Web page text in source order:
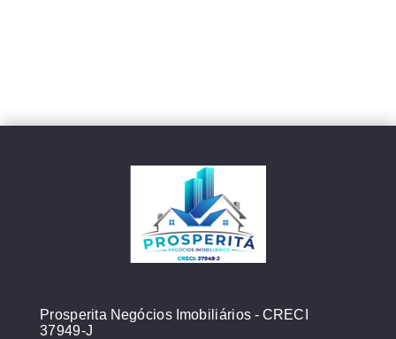
Prosperita Negócios Imobiliários - CRECI
37949-J